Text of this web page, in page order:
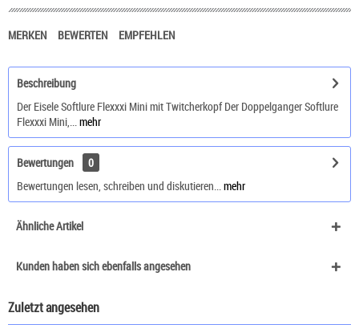
MERKEN BEWERTEN EMPFEHLEN
Beschreibung
Der Eisele Softlure Flexxxi Mini mit Twitcherkopf Der Doppelganger Softlure
Flexxxi Mini,...mehr
Bewertungen
0
Bewertungen lesen, schreiben und diskutieren...mehr
Ähnliche Artikel
Kunden haben sich ebenfalls angesehen
Zuletzt angesehen